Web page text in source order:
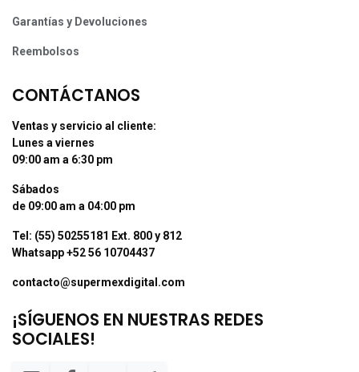
Garantías y Devoluciones
Reembolsos
CONTÁCTANOS
Ventas y servicio al cliente:
Lunes a viernes
09:00 am a 6:30 pm
Sábados
de 09:00 am a 04:00 pm
Tel: (55) 50255181 Ext. 800 y 812
Whatsapp +52 56 10704437
contacto@supermexdigital.com
¡SÍGUENOS EN NUESTRAS REDES
SOCIALES!